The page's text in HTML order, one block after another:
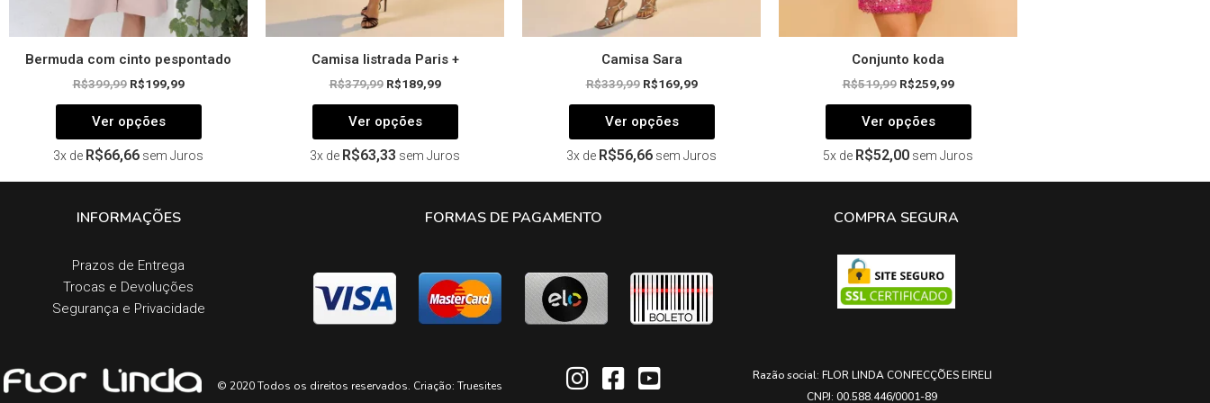
Bermuda com cinto pespontado
R$399,99 R$199,99
Ver opções
produto
3x de R$66,66 sem Juros
Camisa listrada Paris +
R$379,99 R$189,99
Ver opções
3x de R$63,33 sem Juros
Camisa Sara
R$339,99 R$169,99
Ver opções
3x de R$56,66 sem Juros
Conjunto koda
R$519,99 R$259,99
Ver opções
5x de R$52,00 sem Juros
INFORMAÇÕES
Prazos de Entrega​
Trocas e Devoluções​
Segurança e Privacidade
FORMAS DE PAGAMENTO COMPRA SEGURA
© 2020 Todos os direitos reservados. Criação: Truesites
Razão social: FLOR LINDA CONFECÇÕES EIRELI
CNPJ: 00.588.446/0001-89